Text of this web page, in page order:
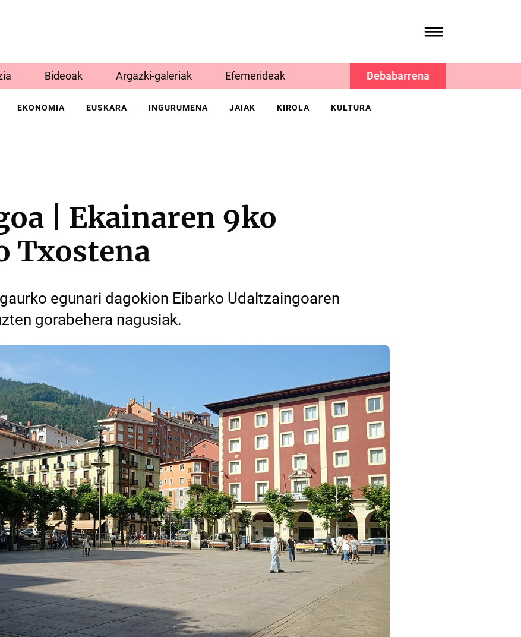
Bideoak Argazki-galeriak Efemerideak Debabarrena
EKONOMIA EUSKARA INGURUMENA JAIAK KIROLA KULTURA
| Ekainaren 9ko
Txostena
egunari dagokion Eibarko Udaltzaingoaren
gorabehera nagusiak.